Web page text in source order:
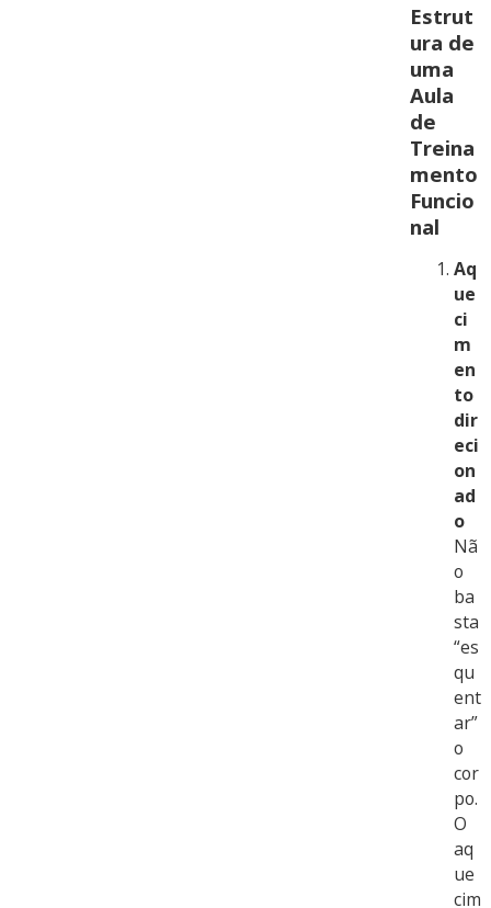
Estrut
ura de
uma
Aula
de
Treina
mento
Funcio
nal
Aq
ue
ci
m
en
to
dir
eci
on
ad
o
Nã
o
ba
sta
“es
qu
ent
ar”
o
cor
po.
O
aq
ue
cim